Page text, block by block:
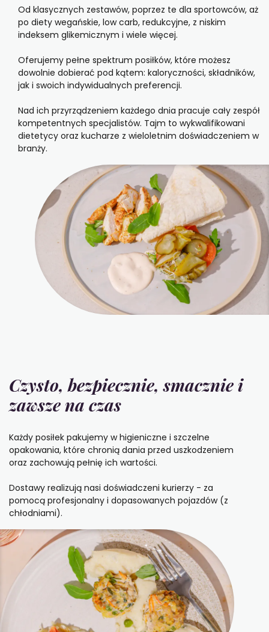
Od klasycznych zestawów, poprzez te dla sportowców, aż
po diety wegańskie, low carb, redukcyjne, z niskim
indeksem glikemicznym i wiele więcej.
Oferujemy pełne spektrum posiłków, które możesz
dowolnie dobierać pod kątem: kaloryczności, składników,
jak i swoich indywidualnych preferencji.
Nad ich przyrządzeniem każdego dnia pracuje cały zespół
kompetentnych specjalistów. Tajm to wykwalifikowani
dietetycy oraz kucharze z wieloletnim doświadczeniem w
branży.
Czysto, bezpiecznie, smacznie i
zawsze na czas
Każdy posiłek pakujemy w higieniczne i szczelne
opakowania, które chronią dania przed uszkodzeniem
oraz zachowują pełnię ich wartości.
Dostawy realizują nasi doświadczeni kurierzy - za
pomocą profesjonalny i dopasowanych pojazdów (z
chłodniami).